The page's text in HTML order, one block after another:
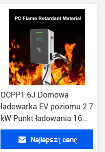
OCPP1.6J Domowa
ładowarka EV poziomu 2 7
kW Punkt ładowania 16
Amp
Najlepszą cenę